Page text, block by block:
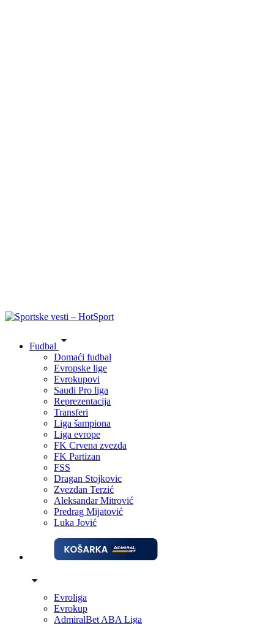
Fudbal
Domaći fudbal
Evropske lige
Evrokupovi
Saudi Pro liga
Reprezentacija
Transferi
Liga šampiona
Liga evrope
FK Crvena zvezda
FK Partizan
FSS
Dragan Stojkovic
Zvezdan Terzić
Aleksandar Mitrović
Predrag Mijatović
Luka Jović
Evroliga
Evrokup
AdmiralBet ABA Liga